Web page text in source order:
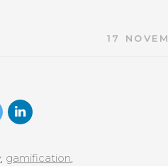
17
, gamification,